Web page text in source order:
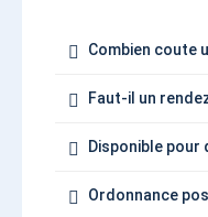
Combien coute
Faut-il un
Disponible pour
Ordonnance